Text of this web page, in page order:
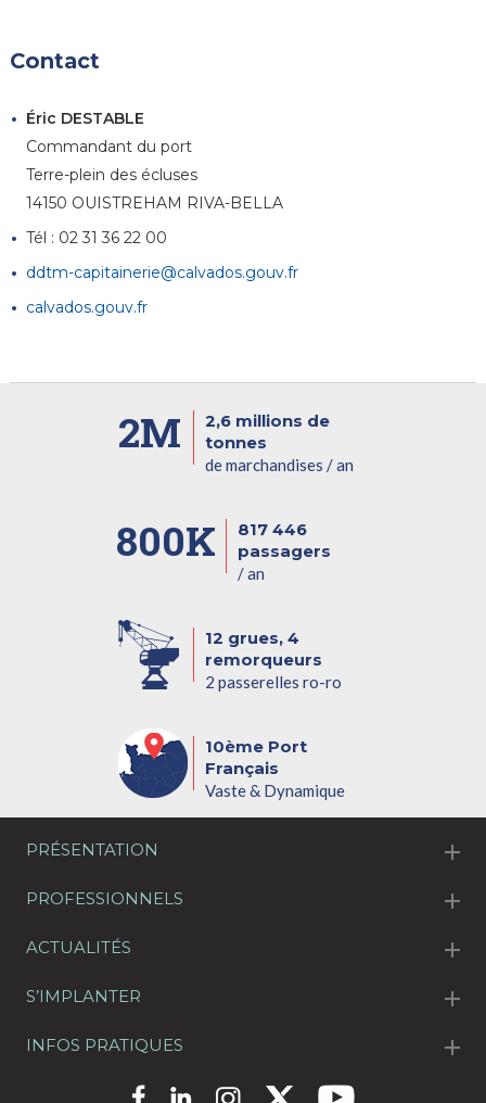
Contact
Éric DESTABLE
Commandant du port
Terre-plein des écluses
14150 OUISTREHAM RIVA-BELLA
Tél : 02 31 36 22 00
ddtm-capitainerie@calvados.gouv.fr
calvados.gouv.fr
2M
2,6 millions de
tonnes
de marchandises / an
800K
817 446
passagers
/ an
12 grues, 4
remorqueurs
2 passerelles ro-ro
10ème Port
Français
Vaste & Dynamique
PRÉSENTATION
PROFESSIONNELS
ACTUALITÉS
S’IMPLANTER
INFOS PRATIQUES